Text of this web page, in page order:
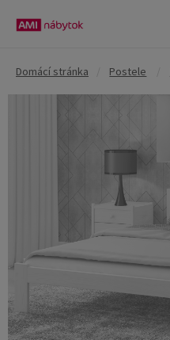
Domácí stránka Postele